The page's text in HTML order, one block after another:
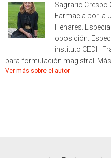
Sagrario Crespo
Farmacia por la
Henares.
oposición.
instituto CEDH
para formulación magistral.
Ver más sobre el autor